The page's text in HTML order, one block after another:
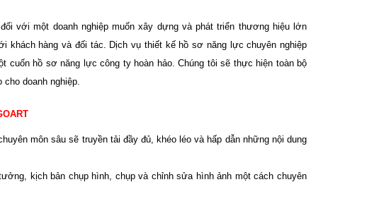
với một doanh nghiệp muốn xây dựng và phát triển thương hiệu lớn
khách hàng và đối tác. Dịch vụ thiết kế hồ sơ năng lực chuyên nghiệp
cuốn hồ sơ năng lực công ty hoàn hảo. Chúng tôi sẽ thực hiện toàn bộ
doanh nghiệp.
môn sâu sẽ truyền tải đầy đủ, khéo léo và hấp dẫn những nội dung
kịch bản chụp hình, chụp và chỉnh sửa hình ảnh một cách chuyên